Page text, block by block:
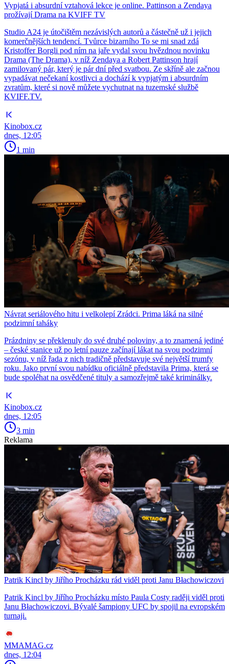
Vypjatá i absurdní vztahová lekce je online. Pattinson a Zendaya
prožívají Drama na KVIFF TV
Studio A24 je útočištěm nezávislých autorů a částečně už i jejich
komerčnějších tendencí. Tvůrce bizarního To se mi snad zdá
Kristoffer Borgli pod ním na jaře vydal svou hvězdnou novinku
Drama (The Drama), v níž Zendaya a Robert Pattinson hrají
zamilovaný pár, který je pár dní před svatbou. Ze skříně ale začnou
vypadávat nečekaní kostlivci a dochází k vypjatým i absurdním
zvratům, které si nově můžete vychutnat na tuzemské službě
KVIFF.TV.
Kinobox.cz
dnes, 12:05
1 min
Návrat seriálového hitu i velkolepí Zrádci. Prima láká na silné
podzimní taháky
Prázdniny se překlenuly do své druhé poloviny, a to znamená jediné
– české stanice už po letní pauze začínají lákat na svou podzimní
sezónu, v níž řada z nich tradičně představuje své největší trumfy
roku. Jako první svou nabídku oficiálně představila Prima, která se
bude spoléhat na osvědčené tituly a samozřejmě také kriminálky.
Kinobox.cz
dnes, 12:05
3 min
Reklama
Patrik Kincl by Jiřího Procházku rád viděl proti Janu Błachowiczovi
Patrik Kincl by Jiřího Procházku místo Paula Costy raději viděl proti
Janu Błachowiczovi. Bývalé šampiony UFC by spojil na evropském
turnaji.
MMAMAG.cz
dnes, 12:04